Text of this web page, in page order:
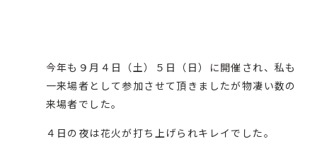
今年も９月４日（土）５日（日）に開催され、私も
一来場者として参加させて頂きましたが物凄い数の
来場者でした。
４日の夜は花火が打ち上げられキレイでした。